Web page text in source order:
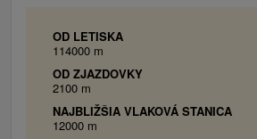
televízor.
2x dvojlôžková izba s
Spálňa : 1 x manželská
(pohovka), internet WiFi,
OD LETISKA
114000 m
OD ZJAZDOVKY
2100 m
NAJBLIŽŠIA VLAKOVÁ STANICA
12000 m